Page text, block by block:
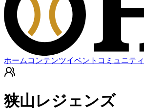
ホーム コンテンツイベント コミュニティ
狭山レジェンズ